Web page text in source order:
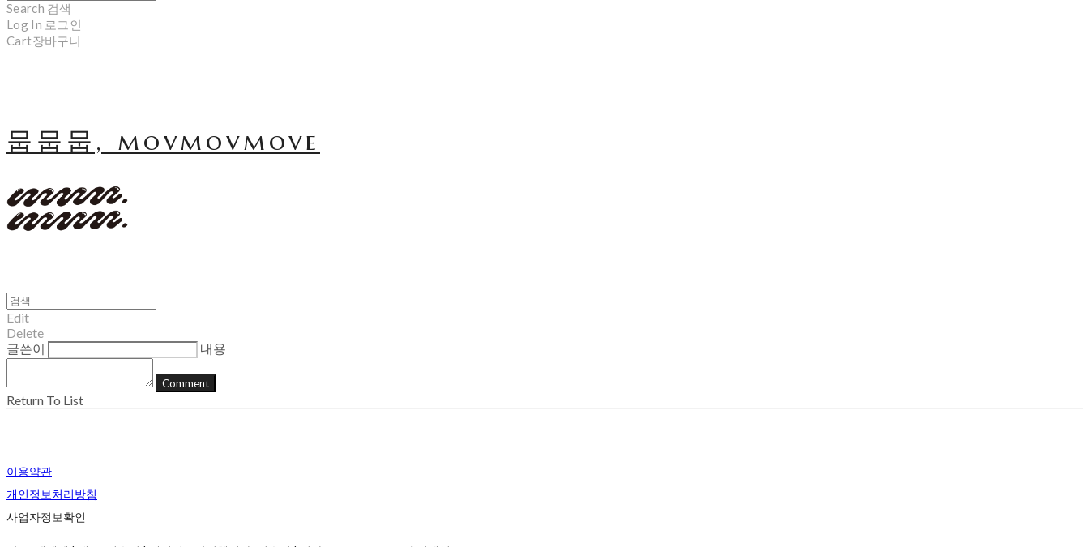
Search 검색
Log In 로그인
Cart장바구니
뭅뭅뭅, movmovmove
Edit
Delete
글쓴이
내용
Comment
Return To List
이용약관
개인정보처리방침
사업자정보확인